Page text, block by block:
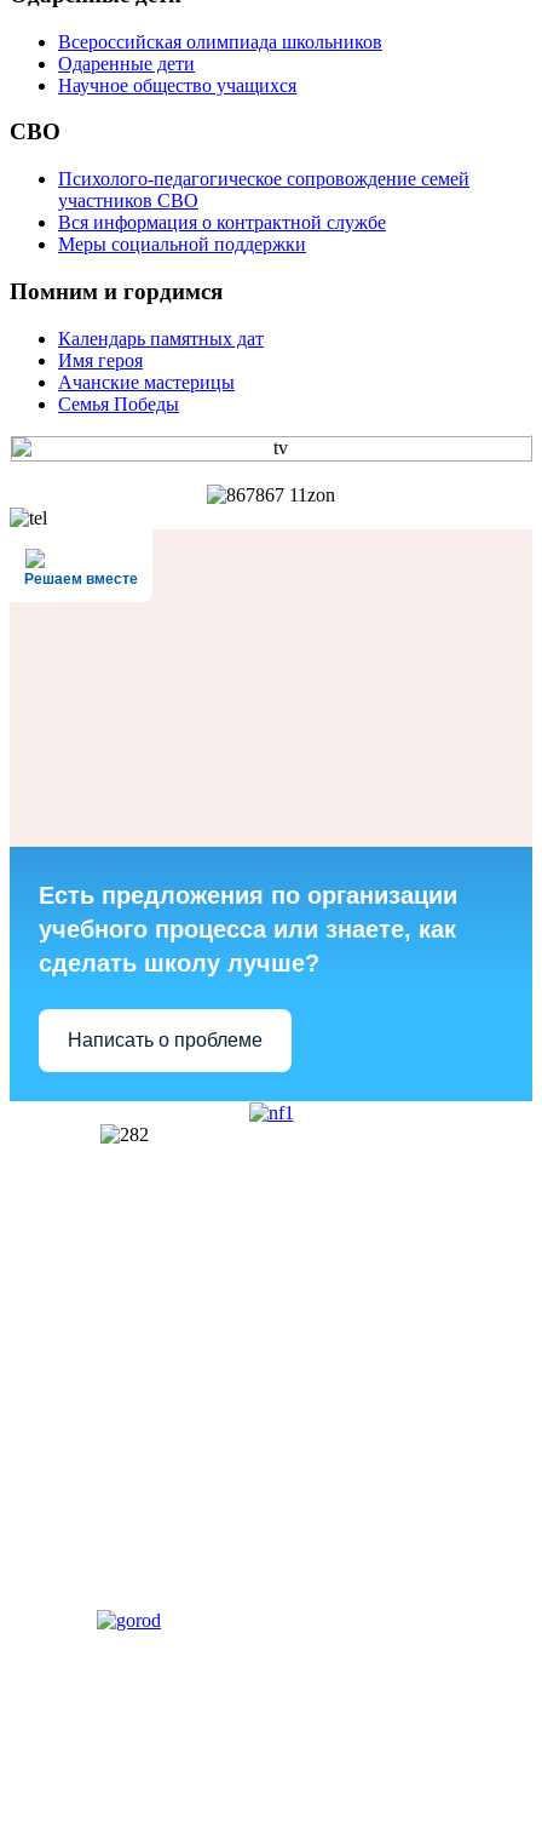
Всероссийская олимпиада школьников
Одаренные дети
Научное общество учащихся
СВО
Психолого-педагогическое сопровождение семей
участников СВО
Вся информация о контрактной службе
Меры социальной поддержки
Помним и гордимся
Календарь памятных дат
Имя героя
Ачанские мастерицы
Семья Победы
Решаем вместе
Есть предложения по организации
учебного процесса или знаете, как
сделать школу лучше?
Написать о проблеме